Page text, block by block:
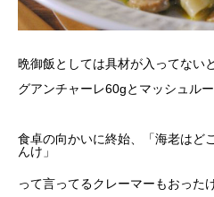
晩御飯としては具材が入ってない
グアンチャーレ60gとマッシュル
食卓の向かいに終始、「海老はど
んけ」
って言ってるクレーマーもおった